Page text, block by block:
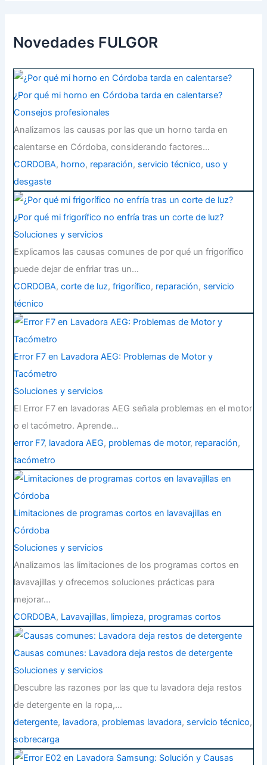
p
o
:
Novedades FULGOR
¿Por qué mi horno en Córdoba tarda en calentarse?
Consejos profesionales
Analizamos las causas por las que un horno tarda en
calentarse en Córdoba, considerando factores…
CORDOBA, horno, reparación, servicio técnico, uso y
desgaste
¿Por qué mi frigorífico no enfría tras un corte de luz?
Soluciones y servicios
Explicamos las causas comunes de por qué un frigorífico
puede dejar de enfriar tras un…
CORDOBA,corte de luz,frigorífico, reparación, servicio
técnico
Error F7 en Lavadora AEG: Problemas de Motor y
Tacómetro
Soluciones y servicios
El Error F7 en lavadoras AEG señala problemas en el motor
o el tacómetro. Aprende…
error F7, lavadora AEG, problemas de motor, reparación,
tacómetro
Limitaciones de programas cortos en lavavajillas en
Córdoba
Soluciones y servicios
Analizamos las limitaciones de los programas cortos en
lavavajillas y ofrecemos soluciones prácticas para
mejorar…
CORDOBA, Lavavajillas, limpieza, programas cortos
Causas comunes: Lavadora deja restos de detergente
Soluciones y servicios
Descubre las razones por las que tu lavadora deja restos
de detergente en la ropa,…
detergente, lavadora, problemas lavadora, servicio técnico,
sobrecarga